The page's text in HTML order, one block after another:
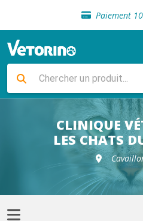
Paiement
Livraison gratuite
Sélection de
Livraison gratuite
Retour
Sélection de
CLINIQUE
LES CHATS